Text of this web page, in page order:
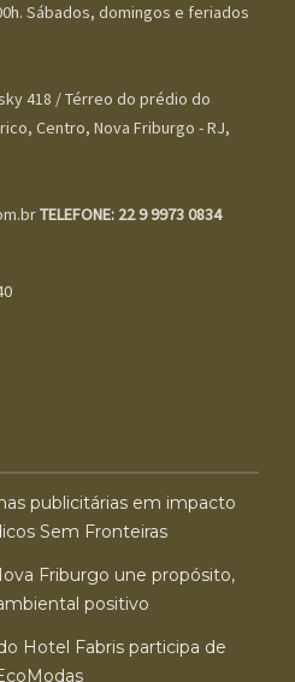
Sábados, domingos e feriados
418 / Térreo do prédio do
Centro, Nova Friburgo - RJ,
TELEFONE: 22 9 9973 0834
publicitárias em impacto
Sem Fronteiras
Friburgo une propósito,
positivo
Hotel Fabris participa de